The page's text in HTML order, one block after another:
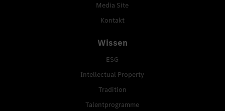
Media Site
Kontakt
Wissen
ESG
Intellectual Property
Tradition
Talentprogramme